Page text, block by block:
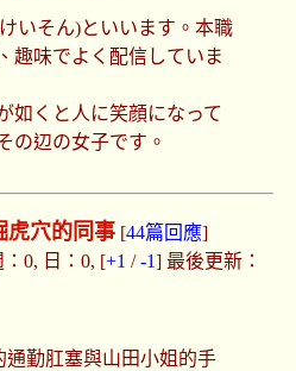
いそん)といいます。本職
趣味でよく配信していま
如くと人に笑顔になって
の辺の女子です。
虎穴的同事[44篇回應]
0, 日：0, [+1 /-1] 最後更新：
通勤肛塞與山田小姐的手